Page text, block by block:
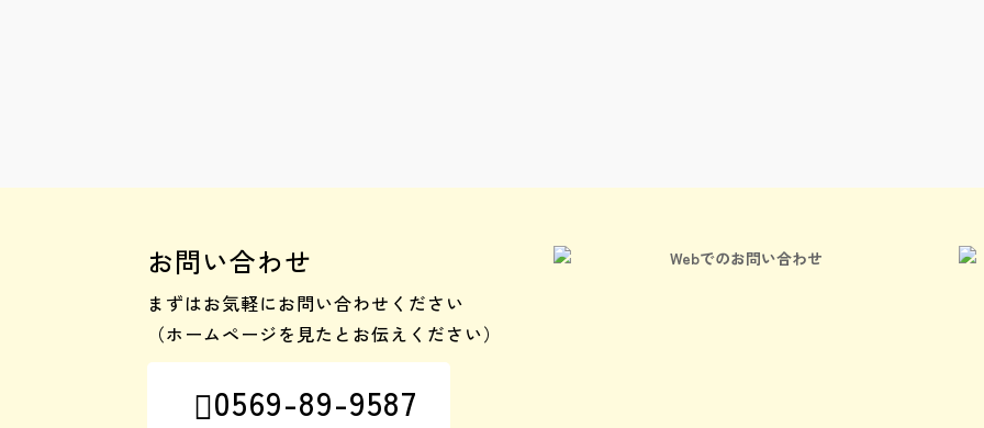
お問い合わせ
まずはお気軽にお問い合わせください
（ホームページを見たとお伝えください）
0569-89-9587